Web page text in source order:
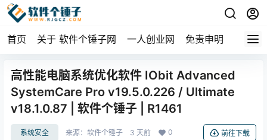
首页 关于 软件个锤子网 一人创业网 免责申明
高性能电脑系统优化软件 IObit Advanced
SystemCare Pro v19.5.0.226 / Ultimate
v18.1.0.87 | 软件个锤子 | R1461
系统安全 来源： 软件个锤子 3 天前 0 前往下载